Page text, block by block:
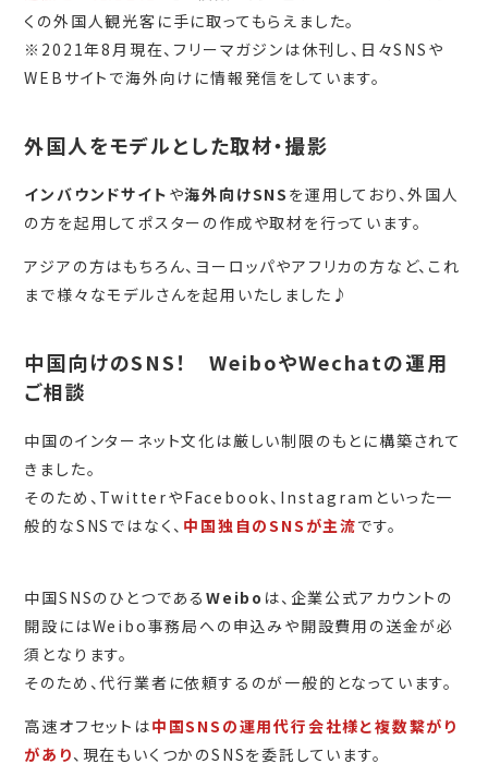
くの外国人観光客に手に取ってもらえました。
※2021年8月現在、フリーマガジンは休刊し、日々SNSや
WEBサイトで海外向けに情報発信をしています。
外国人をモデルとした取材・撮影
インバウンドサイト や海外向けSNS を運用しており、外国人
の方を起用してポスターの作成や取材を行っています。
アジアの方はもちろん、ヨーロッパやアフリカの方など、これ
まで様々なモデルさんを起用いたしました♪
中国向けのSNS！ WeiboやWechatの運用
ご相談
中国のインターネット文化は厳しい制限のもとに構築されて
きました。
そのため、TwitterやFacebook、Instagramといった一
般的なSNSではなく、 中国独自のSNSが主流です。
中国SNSのひとつであるWeibo は、企業公式アカウントの
開設にはWeibo事務局への申込みや開設費用の送金が必
須となります。
そのため、代行業者に依頼するのが一般的となっています。
高速オフセットは中国SNSの運用代行会社様と複数繋がり
があり、現在もいくつかのSNSを委託しています。